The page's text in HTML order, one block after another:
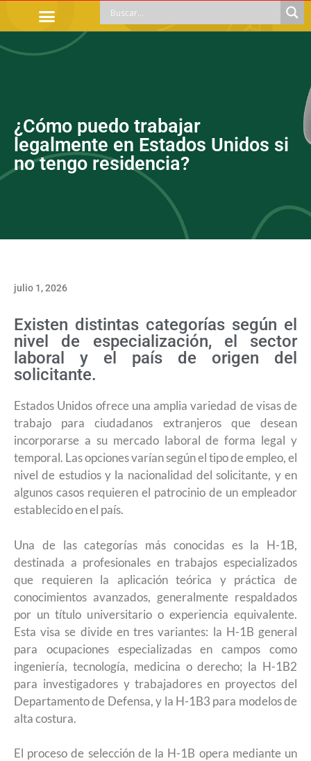
¿Cómo puedo trabajar
legalmente en Estados Unidos si
no tengo residencia?
julio 1, 2026
Existen distintas categorías según el
nivel de especialización, el sector
laboral y el país de origen del
solicitante.
Estados Unidos ofrece una amplia variedad de visas de
trabajo para ciudadanos extranjeros que desean
incorporarse a su mercado laboral de forma legal y
temporal. Las opciones varían según el tipo de empleo, el
nivel de estudios y la nacionalidad del solicitante, y en
algunos casos requieren el patrocinio de un empleador
establecido en el país.
Una de las categorías más conocidas es la H-1B,
destinada a profesionales en trabajos especializados
que requieren la aplicación teórica y práctica de
conocimientos avanzados, generalmente respaldados
por un título universitario o experiencia equivalente.
Esta visa se divide en tres variantes: la H-1B general
para ocupaciones especializadas en campos como
ingeniería, tecnología, medicina o derecho; la H-1B2
para investigadores y trabajadores en proyectos del
Departamento de Defensa, y la H-1B3 para modelos de
alta costura.
El proceso de selección de la H-1B opera mediante un